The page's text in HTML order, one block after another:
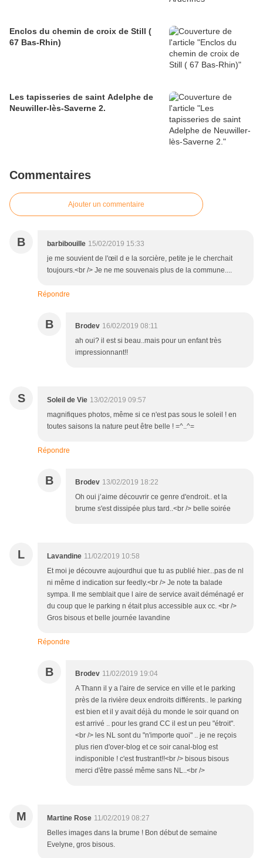
Enclos du chemin de croix de Still (
67 Bas-Rhin)
Les tapisseries de saint Adelphe de
Neuwiller-lès-Saverne 2.
Commentaires
Ajouter un commentaire
B barbibouille 15/02/2019 15:33
je me souvient de l'œil d e la sorcière, petite je le cherchait
toujours.<br /> Je ne me souvenais plus de la commune....
Répondre
B Brodev 16/02/2019 08:11
ah oui? il est si beau..mais pour un enfant très
impressionnant!!
S Soleil de Vie 13/02/2019 09:57
magnifiques photos, même si ce n'est pas sous le soleil ! en
toutes saisons la nature peut être belle ! =^..^=
Répondre
B Brodev 13/02/2019 18:22
Oh oui j’aime découvrir ce genre d'endroit.. et la
brume s'est dissipée plus tard..<br /> belle soirée
L Lavandine 11/02/2019 10:58
Et moi je découvre aujourdhui que tu as publié hier...pas de nl
ni même d indication sur feedly.<br /> Je note ta balade
sympa. Il me semblait que l aire de service avait déménagé er
du coup que le parking n était plus accessible aux cc. <br />
Gros bisous et belle journée lavandine
Répondre
B Brodev 11/02/2019 19:04
A Thann il y a l'aire de service en ville et le parking
près de la rivière deux endroits différents.. le parking
est bien et il y avait déjà du monde le soir quand on
est arrivé .. pour les grand CC il est un peu "étroit".
<br /> les NL sont du "n'importe quoi" .. je ne reçois
plus rien d'over-blog et ce soir canal-blog est
indisponible ! c'est frustrant!!<br /> bisous bisous
merci d'être passé même sans NL..<br />
M Martine Rose 11/02/2019 08:27
Belles images dans la brume ! Bon début de semaine
Evelyne, gros bisous.